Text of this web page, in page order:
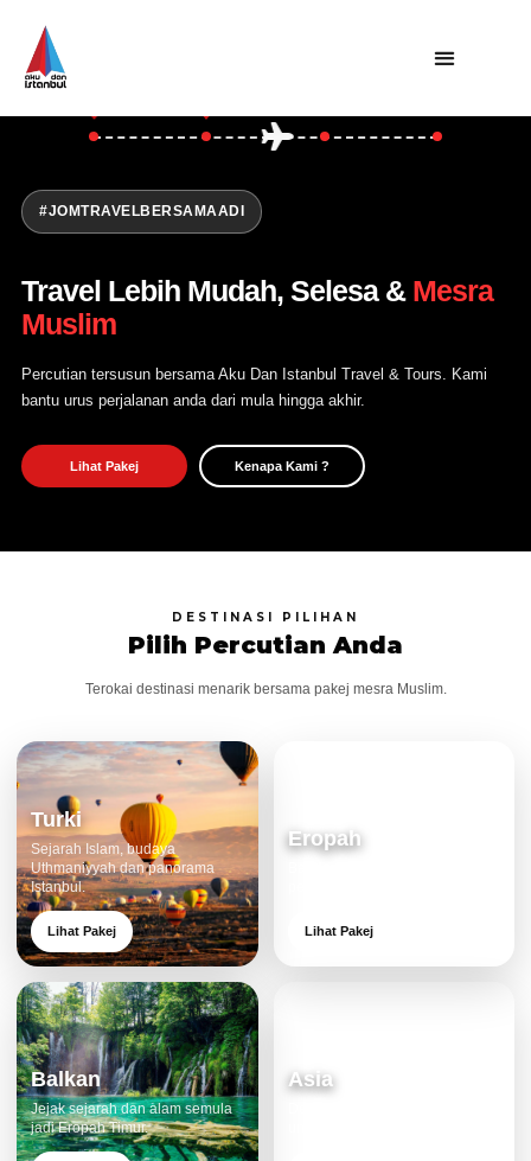
Utama
Open Trip
Hubungi Kami
#JOMTRAVELBERSAMAADI
Travel Lebih Mudah, Selesa & Mesra
Muslim
Percutian tersusun bersama Aku Dan Istanbul Travel & Tours. Kami
bantu urus perjalanan anda dari mula hingga akhir.
Lihat Pakej Kenapa Kami ?
DESTINASI PILIHAN
Pilih Percutian Anda
Terokai destinasi menarik bersama pakej mesra Muslim.
Turki
Sejarah Islam, budaya
Uthmaniyyah dan panorama
Istanbul.
Lihat Pakej
Eropah
Lihat Pakej
Balkan
Jejak sejarah dan alam semula
jadi Eropah Timur.
Asia